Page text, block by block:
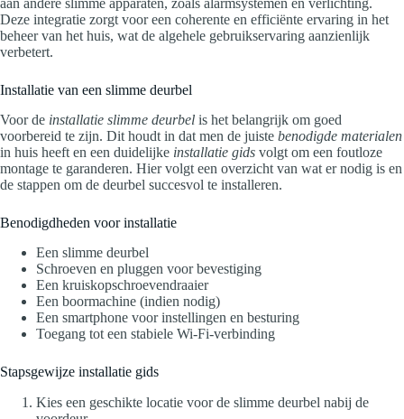
aan andere slimme apparaten, zoals alarmsystemen en verlichting.
Deze integratie zorgt voor een coherente en efficiënte ervaring in het
beheer van het huis, wat de algehele gebruikservaring aanzienlijk
verbetert.
Installatie van een slimme deurbel
Voor de installatie slimme deurbel is het belangrijk om goed
voorbereid te zijn. Dit houdt in dat men de juiste benodigde materialen
in huis heeft en een duidelijke installatie gids volgt om een foutloze
montage te garanderen. Hier volgt een overzicht van wat er nodig is en
de stappen om de deurbel succesvol te installeren.
Benodigdheden voor installatie
Een slimme deurbel
Schroeven en pluggen voor bevestiging
Een kruiskopschroevendraaier
Een boormachine (indien nodig)
Een smartphone voor instellingen en besturing
Toegang tot een stabiele Wi-Fi-verbinding
Stapsgewijze installatie gids
Kies een geschikte locatie voor de slimme deurbel nabij de